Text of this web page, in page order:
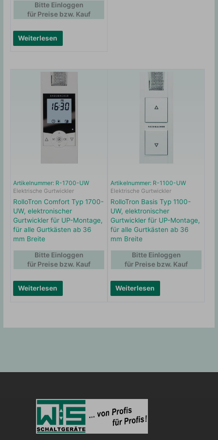
Weiterlesen
Bitte Einloggen
für Preise bzw. Kauf
Artikelnummer: R-1700-UW
Elektrische Gurtwickler
RolloTron Comfort Typ 1700-
UW, elektronischer
Gurtwickler für UP-Montage,
für alle Gurtkästen ab 36
mm Breite
Weiterlesen
Bitte Einloggen
für Preise bzw. Kauf
Artikelnummer: R-1100-UW
Elektrische Gurtwickler
RolloTron Basis Typ 1100-
UW, elektronischer
Gurtwickler für UP-Montage,
für alle Gurtkästen ab 36
mm Breite
Weiterlesen
Bitte Einloggen
für Preise bzw. Kauf